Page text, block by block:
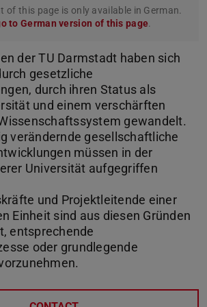
of this page is only available in German.
to German version of this page.
der TU Darmstadt haben sich
gesetzliche
durch ihren Status als
und einem verschärften
gewandelt.
verändernde gesellschaftliche
müssen in der
Universität aufgegriffen
und Projektleitende einer
Einheit sind aus diesen Gründen
entsprechende
oder grundlegende